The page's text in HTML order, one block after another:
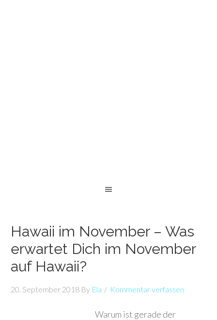
Hawaii im November – Was
erwartet Dich im November
auf Hawaii?
20. September 2018 By Ela Kommentar verfassen
Warum ist gerade der